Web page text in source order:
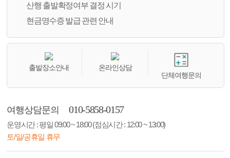
산행 출발확정여부 결정 시기
현금영수증 발급 관련 안내
출발장소안내
온라인상담
단체여행문의
여행상담문의 010-5858-0157
운영시간 : 평일 09:00 ~ 18:00 (점심시간 : 12:00 ~ 13:00)
토/일/공휴일 휴무